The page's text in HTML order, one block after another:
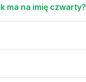
ma na imię czwarty?